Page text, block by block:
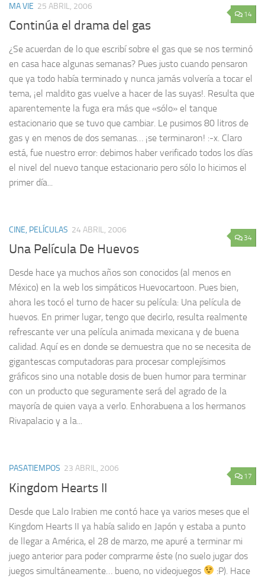
14
MA VIE 25 ABRIL, 2006
Continúa el drama del gas
¿Se acuerdan de lo que escribí sobre el gas que se nos terminó
en casa hace algunas semanas? Pues justo cuando pensaron
que ya todo había terminado y nunca jamás volvería a tocar el
tema, ¡el maldito gas vuelve a hacer de las suyas!. Resulta que
aparentemente la fuga era más que «sólo» el tanque
estacionario que se tuvo que cambiar. Le pusimos 80 litros de
gas y en menos de dos semanas… ¡se terminaron! :-x. Claro
está, fue nuestro error: debimos haber verificado todos los días
el nivel del nuevo tanque estacionario pero sólo lo hicimos el
primer día...
34
CINE, PELÍCULAS 24 ABRIL, 2006
Una Película De Huevos
Desde hace ya muchos años son conocidos (al menos en
México) en la web los simpáticos Huevocartoon. Pues bien,
ahora les tocó el turno de hacer su película: Una película de
huevos. En primer lugar, tengo que decirlo, resulta realmente
refrescante ver una película animada mexicana y de buena
calidad. Aquí es en donde se demuestra que no se necesita de
gigantescas computadoras para procesar complejísimos
gráficos sino una notable dosis de buen humor para terminar
con un producto que seguramente será del agrado de la
mayoría de quien vaya a verlo. Enhorabuena a los hermanos
Rivapalacio y a la...
17
PASATIEMPOS 23 ABRIL, 2006
Kingdom Hearts II
Desde que Lalo Irabien me contó hace ya varios meses que el
Kingdom Hearts II ya había salido en Japón y estaba a punto
de llegar a América, el 28 de marzo, me apuré a terminar mi
juego anterior para poder comprarme éste (no suelo jugar dos
juegos simultáneamente… bueno, no videojuegos
:P). Hace